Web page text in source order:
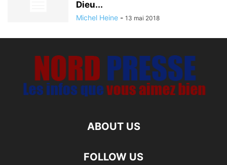
Dieu...
Michel Heine - 13 mai 2018
ABOUT US
FOLLOW US